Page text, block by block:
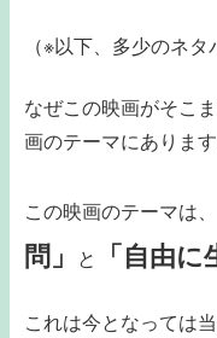
（※以下、多少のネタ
なぜこの映画がそこ
画のテーマにあります
この映画のテーマは、
問」
と 「自由に
これは今となっては